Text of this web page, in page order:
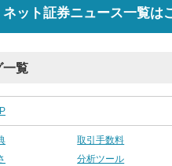
ネット証券ニュース一覧は
一覧
取引手数料
分析ツール